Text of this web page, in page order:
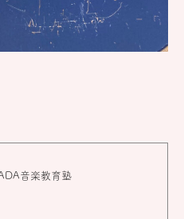
音楽教育塾